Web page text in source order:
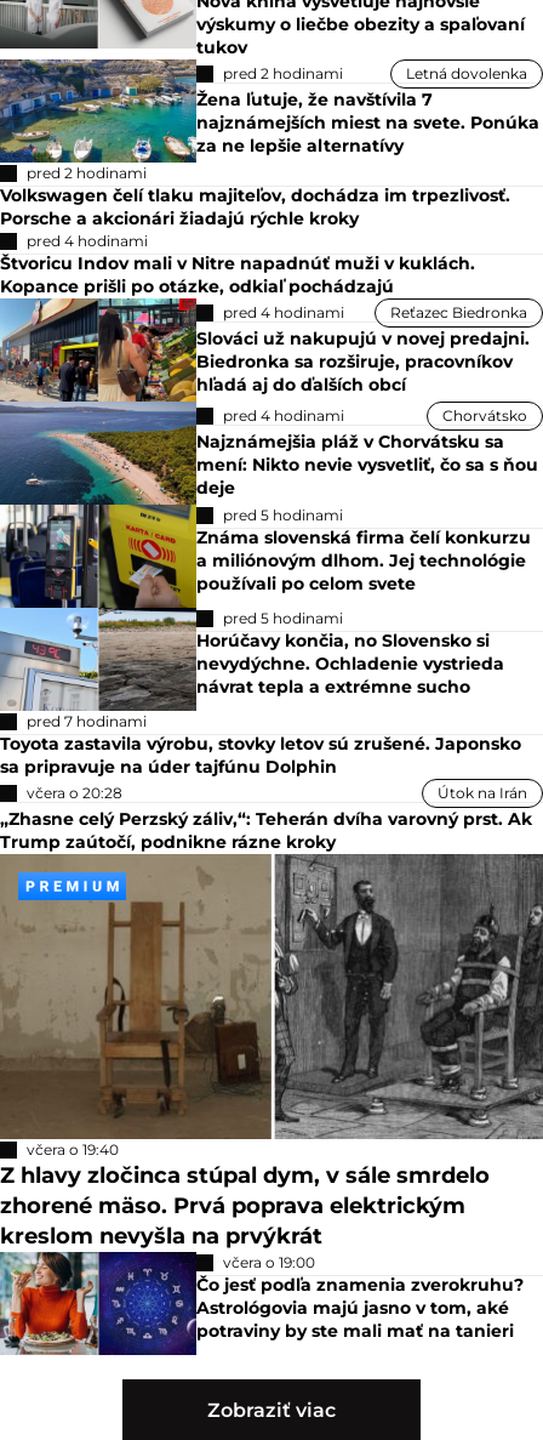
výskumy o liečbe obezity a spaľovaní
tukov
pred 2 hodinami Letná dovolenka
Žena ľutuje, že navštívila 7
najznámejších miest na svete. Ponúka
za ne lepšie alternatívy
pred 2 hodinami
Volkswagen čelí tlaku majiteľov, dochádza im trpezlivosť.
Porsche a akcionári žiadajú rýchle kroky
pred 4 hodinami
Štvoricu Indov mali v Nitre napadnúť muži v kuklách.
Kopance prišli po otázke, odkiaľ pochádzajú
pred 4 hodinami Reťazec Biedronka
Slováci už nakupujú v novej predajni.
Biedronka sa rozširuje, pracovníkov
hľadá aj do ďalších obcí
pred 4 hodinami Chorvátsko
Najznámejšia pláž v Chorvátsku sa
mení: Nikto nevie vysvetliť, čo sa s ňou
deje
pred 5 hodinami
Známa slovenská firma čelí konkurzu
a miliónovým dlhom. Jej technológie
používali po celom svete
pred 5 hodinami
Horúčavy končia, no Slovensko si
nevydýchne. Ochladenie vystrieda
návrat tepla a extrémne sucho
pred 7 hodinami
Toyota zastavila výrobu, stovky letov sú zrušené. Japonsko
sa pripravuje na úder tajfúnu Dolphin
včera o 20:28 Útok na Irán
„Zhasne celý Perzský záliv,“: Teherán dvíha varovný prst. Ak
Trump zaútočí, podnikne rázne kroky
včera o 19:40
Z hlavy zločinca stúpal dym, v sále smrdelo
zhorené mäso. Prvá poprava elektrickým
kreslom nevyšla na prvýkrát
včera o 19:00
Čo jesť podľa znamenia zverokruhu?
Astrológovia majú jasno v tom, aké
potraviny by ste mali mať na tanieri
Zobraziť viac